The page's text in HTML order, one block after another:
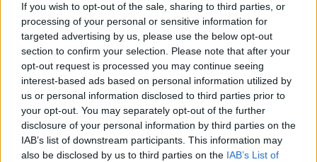
If you wish to opt-out of the sale, sharing to third parties, or
processing of your personal or sensitive information for
targeted advertising by us, please use the below opt-out
section to confirm your selection. Please note that after your
opt-out request is processed you may continue seeing
interest-based ads based on personal information utilized by
us or personal information disclosed to third parties prior to
your opt-out. You may separately opt-out of the further
disclosure of your personal information by third parties on the
IAB’s list of downstream participants. This information may
also be disclosed by us to third parties on the IAB’s List of
VIHAROS SZÉLRE ÉS PORÁTFÚVÁSOKRA
FIGYELMEZTET AZ ÚTINFORM
2023. Április. 04. 12:10
A közlekedőknek ajánlott még indulás előtt tájékozódniuk az
aktuális út- és látási viszonyokról.
VIHAROS SZÉL MIATT RIASZTÁS VAN
ÉRVÉNYBEN GYŐR-MOSON-SOPRON ÉS VAS
MEGYÉBEN
2023. március. 27. 15:12
Kedden is fújni fog.